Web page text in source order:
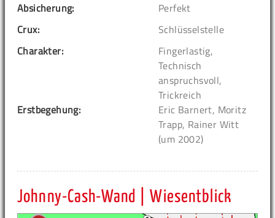
Absicherung:
Perfekt
Crux:
Schlüsselstelle
Charakter:
Fingerlastig,
Technisch
anspruchsvoll,
Trickreich
Erstbegehung:
Eric Barnert, Moritz
Trapp, Rainer Witt
(um 2002)
Johnny-Cash-Wand | Wiesentblick